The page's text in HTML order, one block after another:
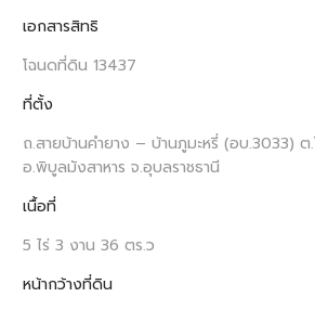
เอกสารสิทธิ
โฉนดที่ดิน 13437
ที่ตั้ง
ถ.สายบ้านคำยาง – บ้านภูมะหรี่ (อบ.3033) ต.
อ.พิบูลมังสาหาร จ.อุบลราชธานี
เนื้อที่
5 ไร่ 3 งาน 36 ตร.ว
หน้ากว้างที่ดิน